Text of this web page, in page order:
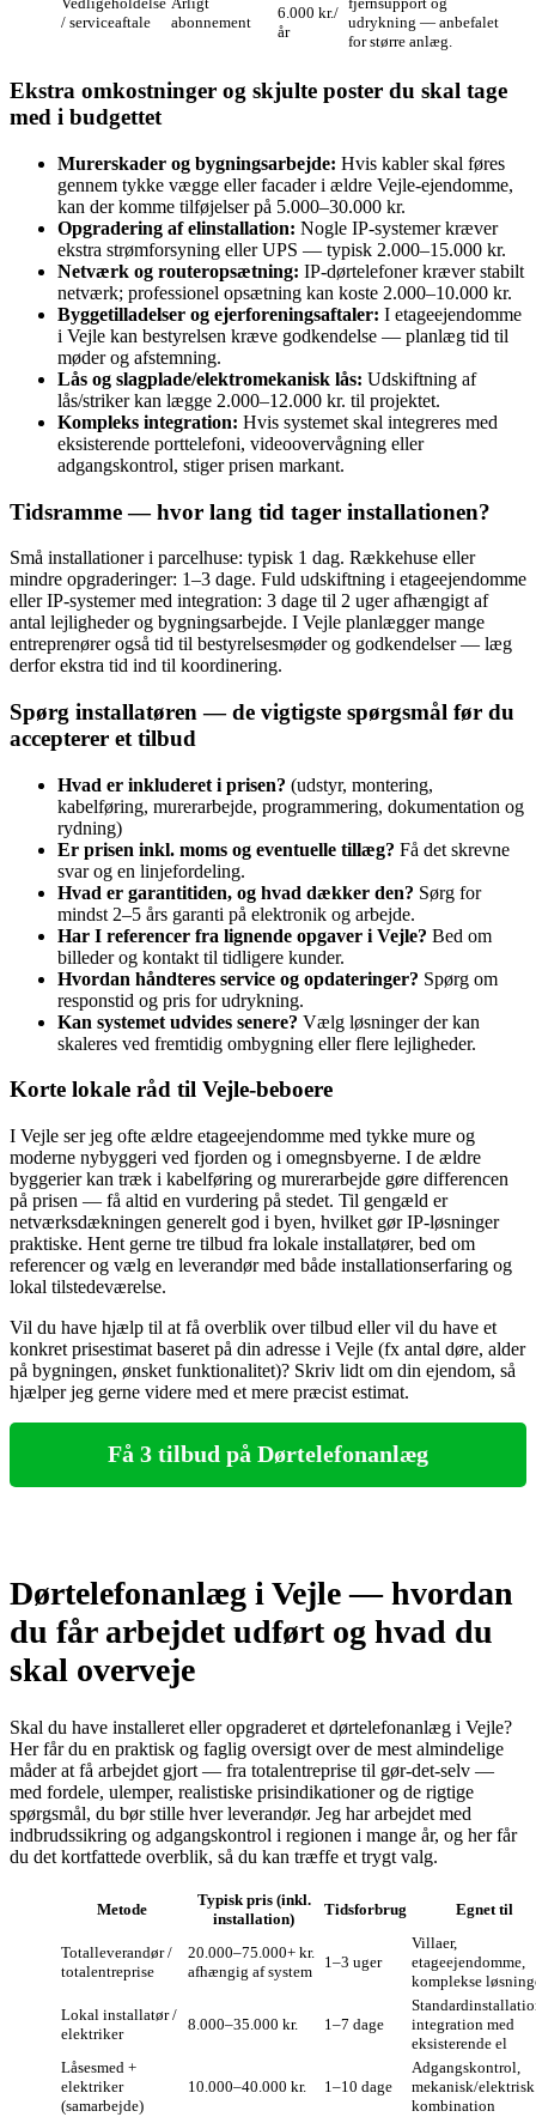
/ serviceaftale
abonnement
6.000 kr./
år
udrykning — anbefalet
for større anlæg.
Ekstra omkostninger og skjulte poster du skal tage
med i budgettet
Murerskader og bygningsarbejde: Hvis kabler skal føres
gennem tykke vægge eller facader i ældre Vejle‑ejendomme,
kan der komme tilføjelser på 5.000–30.000 kr.
Opgradering af elinstallation: Nogle IP‑systemer kræver
ekstra strømforsyning eller UPS — typisk 2.000–15.000 kr.
Netværk og routeropsætning: IP‑dørtelefoner kræver stabilt
netværk; professionel opsætning kan koste 2.000–10.000 kr.
Byggetilladelser og ejerforeningsaftaler: I etageejendomme
i Vejle kan bestyrelsen kræve godkendelse — planlæg tid til
møder og afstemning.
Lås og slagplade/elektromekanisk lås: Udskiftning af
lås/striker kan lægge 2.000–12.000 kr. til projektet.
Kompleks integration: Hvis systemet skal integreres med
eksisterende porttelefoni, videoovervågning eller
adgangskontrol, stiger prisen markant.
Tidsramme — hvor lang tid tager installationen?
Små installationer i parcelhuse: typisk 1 dag. Rækkehuse eller
mindre opgraderinger: 1–3 dage. Fuld udskiftning i etageejendomme
eller IP‑systemer med integration: 3 dage til 2 uger afhængigt af
antal lejligheder og bygningsarbejde. I Vejle planlægger mange
entreprenører også tid til bestyrelsesmøder og godkendelser — læg
derfor ekstra tid ind til koordinering.
Spørg installatøren — de vigtigste spørgsmål før du
accepterer et tilbud
Hvad er inkluderet i prisen? (udstyr, montering,
kabelføring, murerarbejde, programmering, dokumentation og
rydning)
Er prisen inkl. moms og eventuelle tillæg? Få det skrevne
svar og en linjefordeling.
Hvad er garantitiden, og hvad dækker den? Sørg for
mindst 2–5 års garanti på elektronik og arbejde.
Har I referencer fra lignende opgaver i Vejle? Bed om
billeder og kontakt til tidligere kunder.
Hvordan håndteres service og opdateringer? Spørg om
responstid og pris for udrykning.
Kan systemet udvides senere? Vælg løsninger der kan
skaleres ved fremtidig ombygning eller flere lejligheder.
Korte lokale råd til Vejle‑beboere
I Vejle ser jeg ofte ældre etageejendomme med tykke mure og
moderne nybyggeri ved fjorden og i omegnsbyerne. I de ældre
byggerier kan træk i kabelføring og murerarbejde gøre differencen
på prisen — få altid en vurdering på stedet. Til gengæld er
netværksdækningen generelt god i byen, hvilket gør IP‑løsninger
praktiske. Hent gerne tre tilbud fra lokale installatører, bed om
referencer og vælg en leverandør med både installationserfaring og
lokal tilstedeværelse.
Vil du have hjælp til at få overblik over tilbud eller vil du have et
konkret prisestimat baseret på din adresse i Vejle (fx antal døre, alder
på bygningen, ønsket funktionalitet)? Skriv lidt om din ejendom, så
hjælper jeg gerne videre med et mere præcist estimat.
Få 3 tilbud på Dørtelefonanlæg
Dørtelefonanlæg i Vejle — hvordan
du får arbejdet udført og hvad du
skal overveje
Skal du have installeret eller opgraderet et dørtelefonanlæg i Vejle?
Her får du en praktisk og faglig oversigt over de mest almindelige
måder at få arbejdet gjort — fra totalentreprise til gør‑det‑selv —
med fordele, ulemper, realistiske prisindikationer og de rigtige
spørgsmål, du bør stille hver leverandør. Jeg har arbejdet med
indbrudssikring og adgangskontrol i regionen i mange år, og her får
du det kortfattede overblik, så du kan træffe et trygt valg.
Metode
Typisk pris (inkl.
installation)
Tidsforbrug Egnet til
Totalleverandør /
totalentreprise
20.000–75.000+ kr.
afhængig af system
1–3 uger
Villaer,
etageejendomme,
komplekse
Lokal installatør /
elektriker
8.000–35.000 kr. 1–7 dage
integration med
eksisterende el
Låsesmed +
elektriker
(samarbejde)
10.000–40.000 kr. 1–10 dage
Adgangskontrol,
mekanisk/elektrisk
kombination